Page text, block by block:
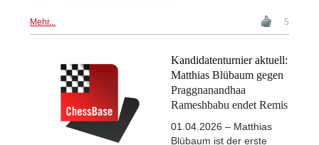
Mehr... 5
Kandidatenturnier aktuell:
Matthias Blübaum gegen
Praggnanandhaa
Rameshbabu endet Remis
01.04.2026 – Matthias
Blübaum ist der erste